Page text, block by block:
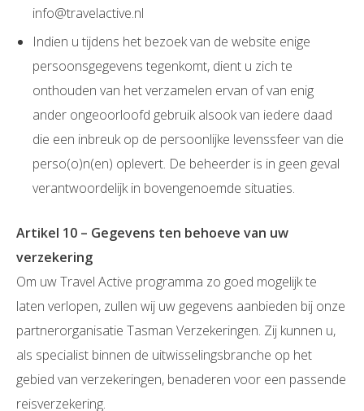
info@travelactive.nl
Indien u tijdens het bezoek van de website enige
persoonsgegevens tegenkomt, dient u zich te
onthouden van het verzamelen ervan of van enig
ander ongeoorloofd gebruik alsook van iedere daad
die een inbreuk op de persoonlijke levenssfeer van die
perso(o)n(en) oplevert. De beheerder is in geen geval
verantwoordelijk in bovengenoemde situaties.
Artikel 10 – Gegevens ten behoeve van uw
verzekering
Om uw Travel Active programma zo goed mogelijk te
laten verlopen, zullen wij uw gegevens aanbieden bij onze
partnerorganisatie Tasman Verzekeringen. Zij kunnen u,
als specialist binnen de uitwisselingsbranche op het
gebied van verzekeringen, benaderen voor een passende
reisverzekering.